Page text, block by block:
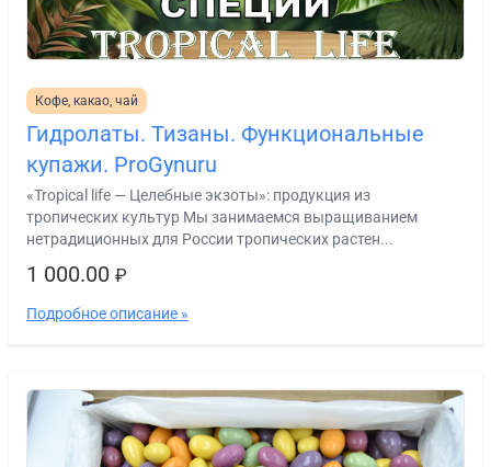
Кофе, какао, чай
Гидролаты. Тизаны. Функциональные
купажи. ProGynuru
«Tropical life — Целебные экзоты»: продукция из
тропических культур Мы занимаемся выращиванием
нетрадиционных для России тропических растен...
1 000.00 ₽
Подробное описание »